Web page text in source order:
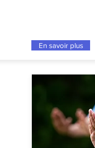
En savoir plus